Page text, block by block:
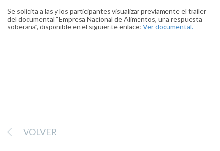
Se solicita a las y los participantes visualizar previamente el trailer
del documental “Empresa Nacional de Alimentos, una respuesta
soberana”, disponible en el siguiente enlace: Ver documental.
VOLVER